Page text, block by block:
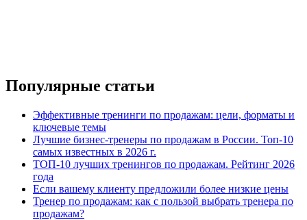
Популярные статьи
Эффективные тренинги по продажам: цели, форматы и
ключевые темы
Лучшие бизнес-тренеры по продажам в России. Топ-10
самых известных в 2026 г.
ТОП-10 лучших тренингов по продажам. Рейтинг 2026
года
Если вашему клиенту предложили более низкие цены
Тренер по продажам: как с пользой выбрать тренера по
продажам?